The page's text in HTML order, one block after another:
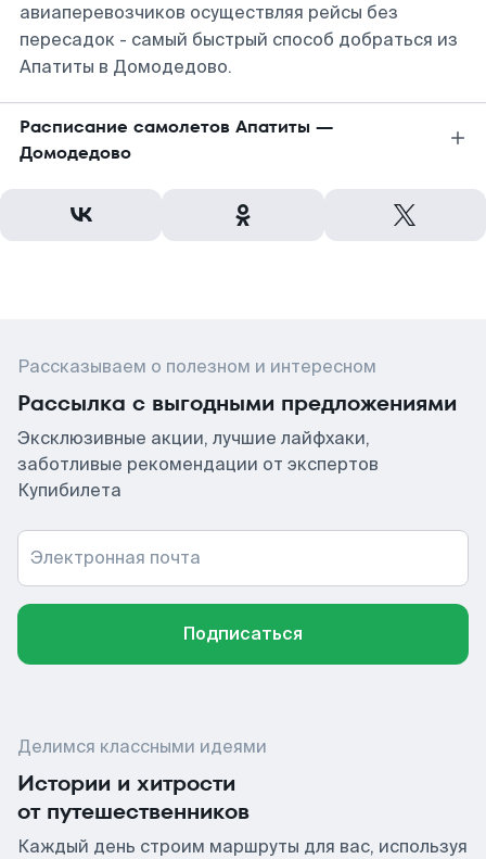
авиаперевозчиков осуществляя рейсы без
пересадок - самый быстрый способ добраться из
Апатиты в Домодедово.
Расписание самолетов Апатиты —
Домодедово
Рассказываем о полезном и интересном
Рассылка с выгодными предложениями
Эксклюзивные акции, лучшие лайфхаки,
заботливые рекомендации от экспертов
Купибилета
Электронная почта
Подписаться
Делимся классными идеями
Истории и хитрости
от путешественников
Каждый день строим маршруты для вас, используя